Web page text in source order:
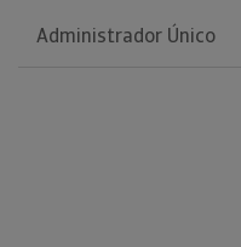
Administrador Único